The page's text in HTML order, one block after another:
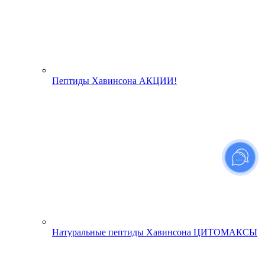
Пептиды Хавинсона АКЦИИ!
Натуральные пептиды Хавинсона ЦИТОМАКСЫ